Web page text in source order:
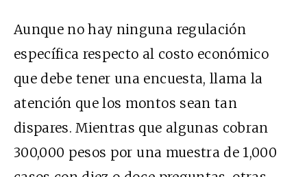
Aunque no hay ninguna regulación
específica respecto al costo económico
que debe tener una encuesta, llama la
atención que los montos sean tan
dispares. Mientras que algunas cobran
300,000 pesos por una muestra de 1,000